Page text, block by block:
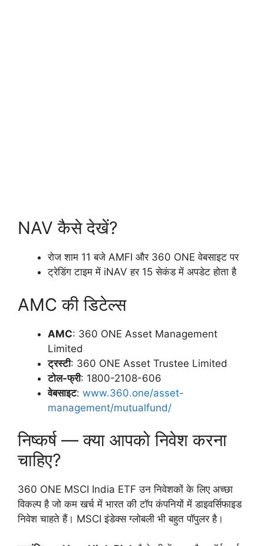
NAV कैसे देखें?
रोज शाम 11 बजे AMFI और 360 ONE वेबसाइट पर
ट्रेडिंग टाइम में iNAV हर 15 सेकंड में अपडेट होता है
AMC की डिटेल्स
AMC: 360 ONE Asset Management
Limited
ट्रस्टी: 360 ONE Asset Trustee Limited
टोल-फ्री: 1800-2108-606
वेबसाइट: www.360.one/asset-
management/mutualfund/
निष्कर्ष — क्या आपको निवेश करना
चाहिए?
360 ONE MSCI India ETF उन निवेशकों के लिए अच्छा
विकल्प है जो कम खर्च में भारत की टॉप कंपनियों में डाइवर्सिफाइड
निवेश चाहते हैं। MSCI इंडेक्स ग्लोबली भी बहुत पॉपुलर है।